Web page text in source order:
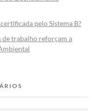
pelo Sistema B?
de trabalho reforçam a